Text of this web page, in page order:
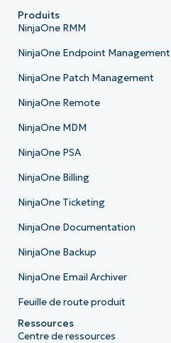
Produits
NinjaOne RMM
NinjaOne Endpoint Management
NinjaOne Patch Management
NinjaOne Remote
NinjaOne MDM
NinjaOne PSA
NinjaOne Billing
NinjaOne Ticketing
NinjaOne Documentation
NinjaOne Backup
NinjaOne Email Archiver
Feuille de route produit
Ressources
Centre de ressources